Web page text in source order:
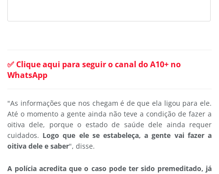
✅ Clique aqui para seguir o canal do A10+ no
WhatsApp
"As informações que nos chegam é de que ela ligou para ele.
Até o momento a gente ainda não teve a condição de fazer a
oitiva dele, porque o estado de saúde dele ainda requer
cuidados. Logo que ele se estabeleça, a gente vai fazer a
oitiva dele e saber", disse.
A polícia acredita que o caso pode ter sido premeditado, já